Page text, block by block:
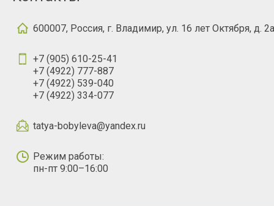
600007, Россия, г. Владимир, ул. 16 лет Октября, д. 2а
+7 (905) 610-25-41
+7 (4922) 777-887
+7 (4922) 539-040
+7 (4922) 334-077
tatya-bobyleva@yandex.ru
Режим работы:
пн-пт 9:00–16:00